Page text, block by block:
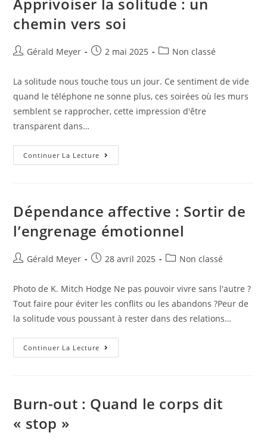
chemin vers soi
Gérald Meyer 2 mai 2025 Non classé
La solitude nous touche tous un jour. Ce sentiment de vide
quand le téléphone ne sonne plus, ces soirées où les murs
semblent se rapprocher, cette impression d'être
transparent dans…
Continuer La Lecture
Dépendance affective : Sortir de
l’engrenage émotionnel
Gérald Meyer 28 avril 2025 Non classé
Photo de K. Mitch Hodge Ne pas pouvoir vivre sans l'autre ?
Tout faire pour éviter les conflits ou les abandons ?Peur de
la solitude vous poussant à rester dans des relations…
Continuer La Lecture
Burn-out : Quand le corps dit
« stop »